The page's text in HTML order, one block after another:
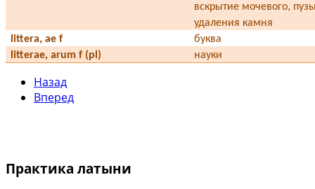
вскрытие мочевого,
удаления камня
littera, ae f
буква
litterae, arum f (pl)
науки
Назад
Вперед
Практика латыни